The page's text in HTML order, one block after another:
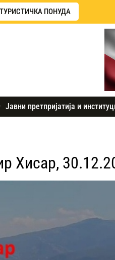
ТУРИСТИЧКА ПОНУДА
Јавни претпријатија и
Хисар,